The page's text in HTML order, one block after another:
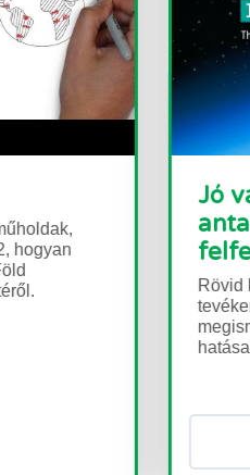
-Az
a diákok
A